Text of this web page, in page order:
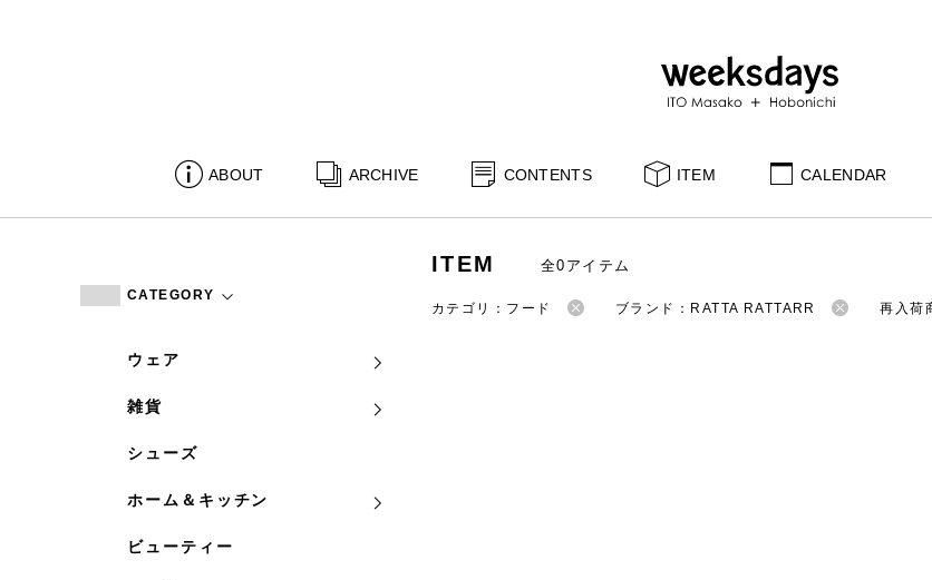
ABOUT ARCHIVE CONTENTS ITEM CALENDAR
CATEGORY
ウェア
雑貨
シューズ
ホーム＆キッチン
ビューティー
ITEM 全0アイテム
カテゴリ：フード ブランド：RATTA RATTARR 再入荷